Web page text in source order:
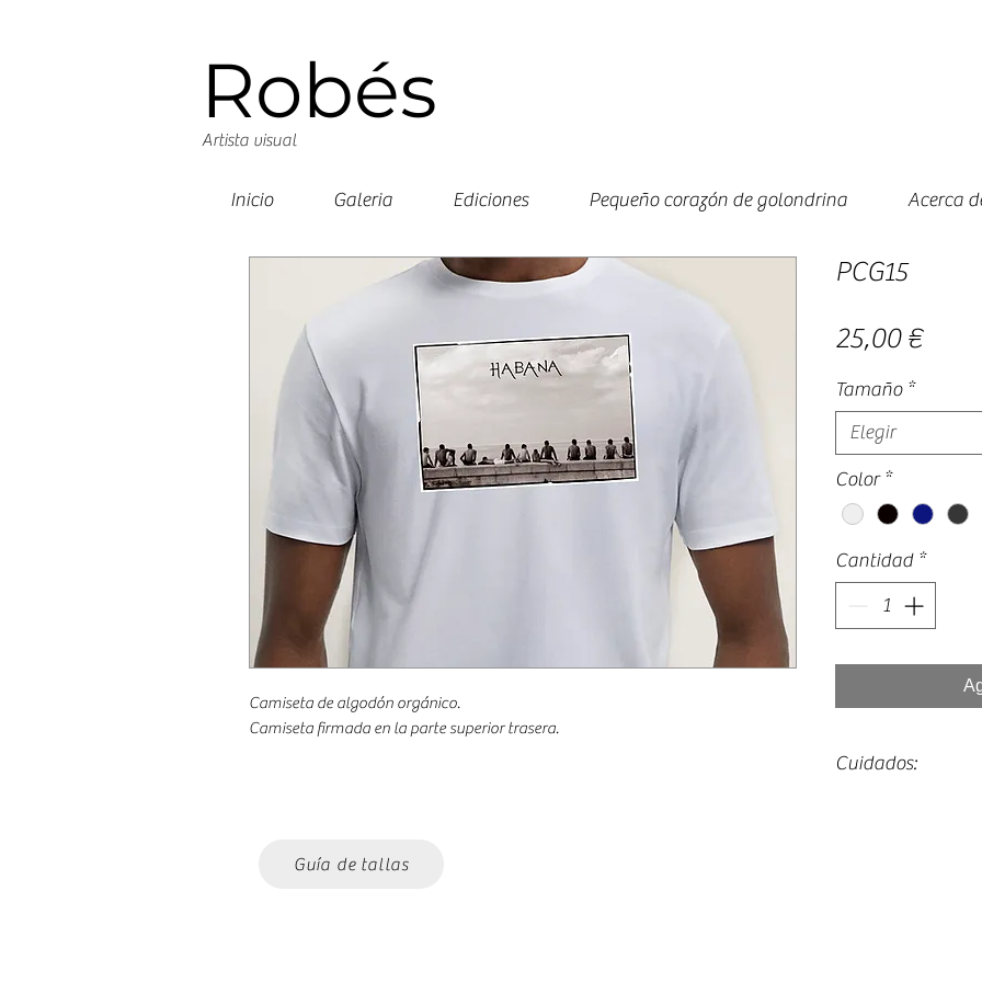
Robés
Artista visual
Inicio Galeria Ediciones Pequeño corazón de golondrina Acerca
Camiseta de algodón orgánico.
Camiseta firmada en la parte superior trasera.
PCG15
25,00 €Precio
Tamaño *
Elegir
Color *
Cantidad *
Cuidados:
Guía de tallas